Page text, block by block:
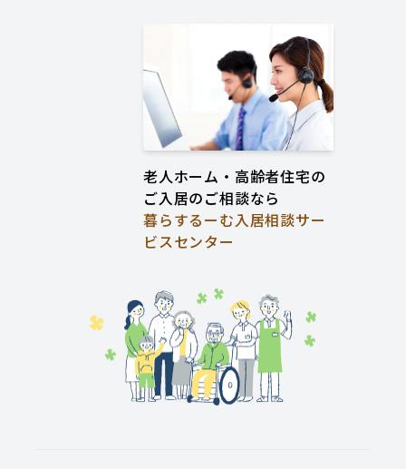
老人ホーム・高齢者住宅の
ご入居のご相談なら
暮らするーむ入居相談サー
ビスセンター